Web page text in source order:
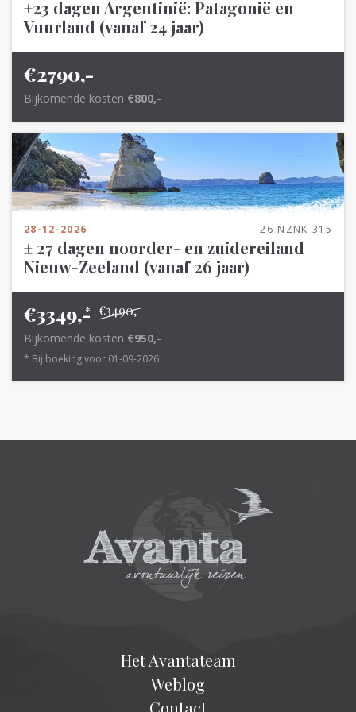
±23 dagen Argentinië: Patagonië en
Vuurland (vanaf 24 jaar)
€2790,-
Bijkomende kosten €800,-
28-12-2026 26-NZNK-315
± 27 dagen noorder- en zuidereiland
Nieuw-Zeeland (vanaf 26 jaar)
€3490,-
€3349,-
*
Bijkomende kosten €950,-
* Bij boeking voor 01-09-2026
Het Avantateam
Weblog
Contact